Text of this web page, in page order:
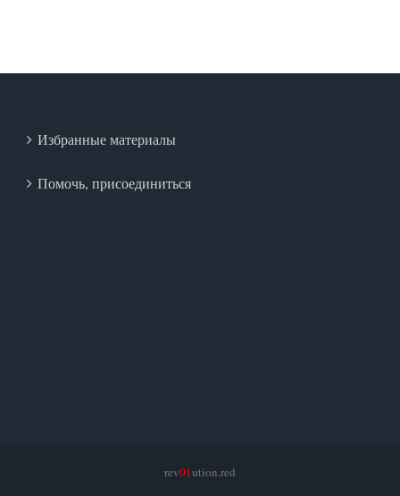
Избранные материалы
Помочь, присоединиться
rev01ution.red